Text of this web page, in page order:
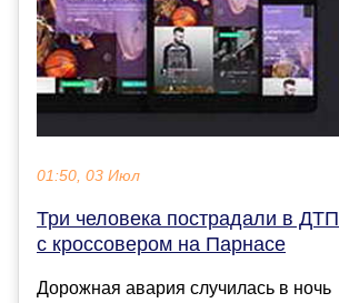
01:50, 03 Июл
Три человека пострадали в ДТП
с кроссовером на Парнасе
Дорожная авария случилась в ночь